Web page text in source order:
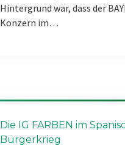
Hintergrund war, dass der
Konzern im…
Die IG FARBEN im
Bürgerkrieg